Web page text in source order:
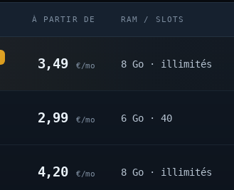
À PARTIR DE RAM / SLOTS
3,49 €/mo 8 Go · illimités
2,99 €/mo 6 Go · 40
4,20 €/mo 8 Go · illimités